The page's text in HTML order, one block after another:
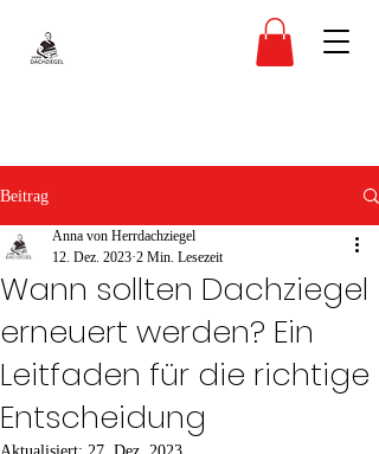
Beitrag
Wann sollten Dachziegel
erneuert werden? Ein
Leitfaden für die richtige
Entscheidung
Anna von Herrdachziegel
12. Dez. 2023 2 Min. Lesezeit